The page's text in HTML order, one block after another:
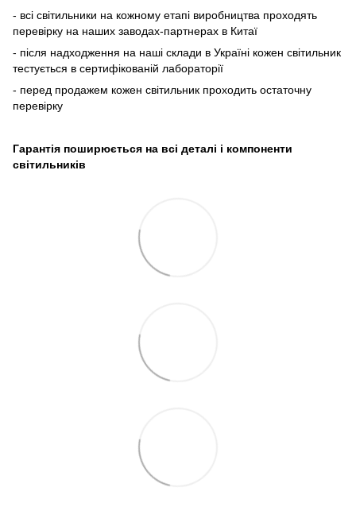
- всі світильники на кожному етапі виробництва проходять
перевірку на наших заводах-партнерах в Китаї
- після надходження на наші склади в Україні кожен світильник
тестується в сертифікованій лабораторії
- перед продажем кожен світильник проходить остаточну
перевірку
Гарантія поширюється на всі деталі і компоненти
світильників